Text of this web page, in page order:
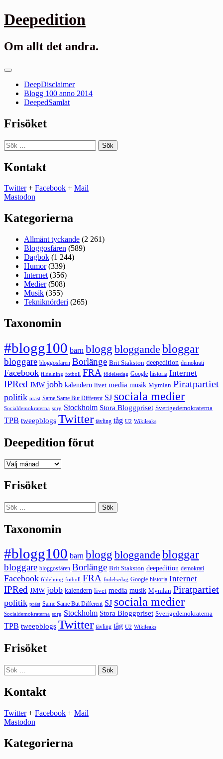
Gå
till
Deepedition
Om allt det andra.
Primär
DeepDisclaimer
Blogg 100 anno 2014
DeepedSamlat
Frisöket
Sök
efter:
Kontakt
Twitter+ Facebook + Mail
Mastodon
Kategorierna
Allmänt tyckande (2 261)
Bloggosfären (589)
Dagbok (1 244)
Humor(339)
Internet (356)
Medier(508)
Musik (355)
Tekniknörderi (265)
Taxonomin
#blogg100 barn blogg bloggande bloggar
bloggare bloggosfären Borlänge Brit Stakston deepedition demokrati
Facebook fildelning fotboll FRA födelsedag Google historia Internet
IPRed JMW jobb kalendern livet media musik Mymlan Piratpartiet
politik präst Same Same But Different SJ sociala medier
Socialdemokraterna sorg Stockholm Stora Bloggpriset Sverigedemokraterna
TPB tweepblogs Twitter tävling tåg U2 Wikileaks
Deepedition förut
Deepedition
Frisöket
Sök
efter:
Taxonomin
#blogg100 barn blogg bloggande bloggar
bloggare bloggosfären Borlänge Brit Stakston deepedition demokrati
Facebook fildelning fotboll FRA födelsedag Google historia Internet
IPRed JMW jobb kalendern livet media musik Mymlan Piratpartiet
politik präst Same Same But Different SJ sociala medier
Socialdemokraterna sorg Stockholm Stora Bloggpriset Sverigedemokraterna
TPB tweepblogs Twitter tävling tåg U2 Wikileaks
Frisöket
Sök
efter:
Kontakt
Twitter+ Facebook + Mail
Mastodon
Kategorierna